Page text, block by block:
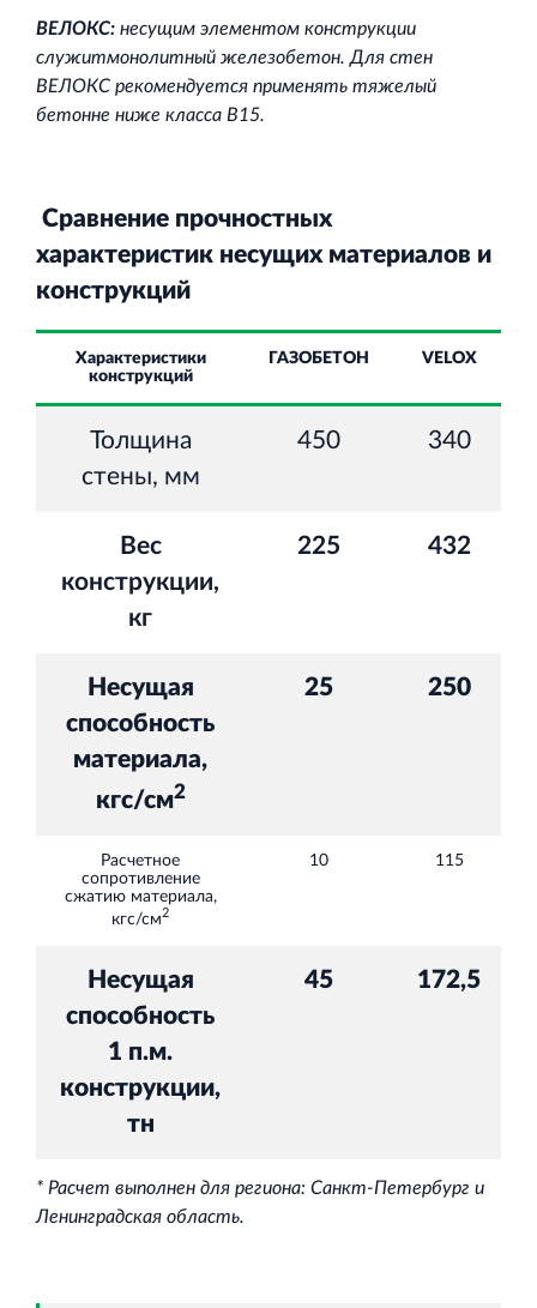
ВЕЛОКС: несущим элементом конструкции
служитмонолитный железобетон. Для стен
ВЕЛОКС рекомендуется применять тяжелый
бетонне ниже класса В15.
Сравнение прочностных
характеристик несущих материалов и
конструкций
Характеристики
конструкций
ГАЗОБЕТОН VELOX
Толщина
стены, мм
450 340
Вес
конструкции,
кг
225 432
Несущая
способность
материала,
кгс/см2
25 250
Расчетное
сопротивление
сжатию материала,
кгс/см2
10 115
Несущая
способность
1 п.м.
конструкции,
тн
45 172,5
* Расчет выполнен для региона: Санкт-Петербург и
Ленинградская область.